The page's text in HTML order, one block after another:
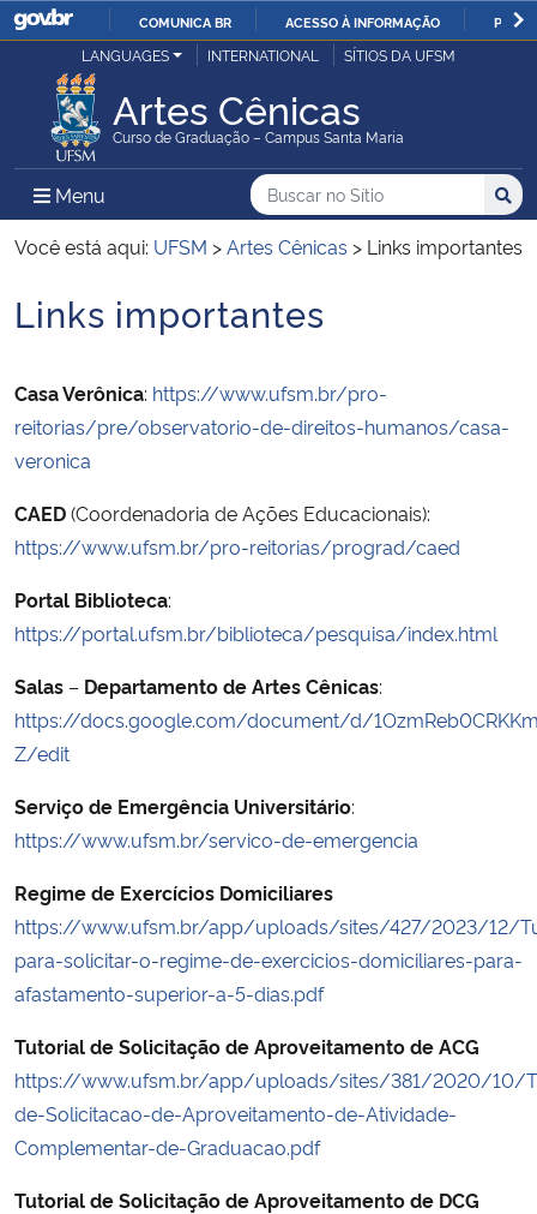
IR
O
COMUNICA BR ACESSO À INFORMAÇÃO
Ministério da Justiça e Segurança Pública
Ministério da Defesa
Ministério das Relações Exteriores
Ministério da Economia
Ministério da Agricultura, Pecuária e Abastecimento
Ministério da Cidadania
Ministério de Minas e Energia
Ministério da Ciência, Tecnologia, Inovações e Comunicações
Ministério do Meio Ambiente
Ministério do Desenvolvimento Regional
Controladoria-Geral da União
Secretaria de Governo
LANGUAGES INTERNATIONAL SÍTIOS DA UFSM
Artes Cênicas
Curso de Graduação – Campus Santa Maria
Menu Menu Principal do Sítio
Busca
Buscar no no Sítio
Busca:
Você está aqui: UFSM >Artes Cênicas > Links importantes
Início do conteúdo
Links importantes
Casa Verônica: https://www.ufsm.br/pro-
reitorias/pre/observatorio-de-direitos-humanos/casa-
veronica
CAED(Coordenadoria de Ações Educacionais):
https://www.ufsm.br/pro-reitorias/prograd/caed
Portal Biblioteca:
https://portal.ufsm.br/biblioteca/pesquisa/index.html
Salas – Departamento de Artes Cênicas:
https://docs.google.com/document/d/
Z/edit
Serviço de Emergência Universitário:
https://www.ufsm.br/servico-de-emergencia
Regime de Exercícios Domiciliares
https://www.ufsm.br/app/uploads/sites/427/2023/12/
para-solicitar-o-regime-de-exercicios-domiciliares-para-
afastamento-superior-a-5-dias.pdf
Tutorial de Solicitação de Aproveitamento de ACG
https://www.ufsm.br/app/uploads/sites/381/2020/10/
de-Solicitacao-de-Aproveitamento-de-Atividade-
Complementar-de-Graduacao.pdf
Tutorial de Solicitação de Aproveitamento de DCG